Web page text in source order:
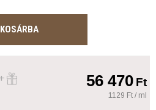
KOSÁRBA
56 470Ft
1129 Ft / ml